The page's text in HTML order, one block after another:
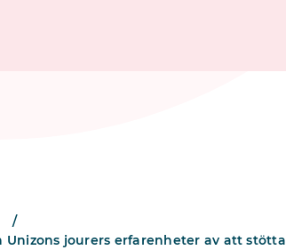
/
Unizons jourers erfarenheter av att